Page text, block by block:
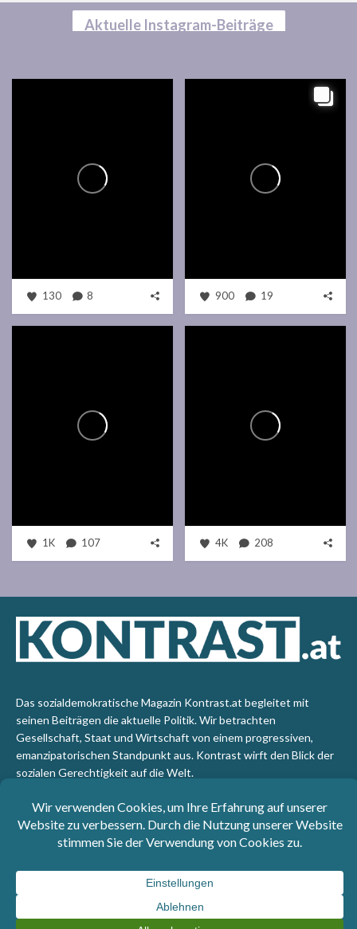
Aktuelle Instagram-Beiträge
130 8 900 19
1K 107 4K 208
Das sozialdemokratische Magazin Kontrast.at begleitet mit
seinen Beiträgen die aktuelle Politik. Wir betrachten
Gesellschaft, Staat und Wirtschaft von einem progressiven,
emanzipatorischen Standpunkt aus. Kontrast wirft den Blick der
sozialen Gerechtigkeit auf die Welt.
Impressum: SPÖ-Klub - 1017 Wien - Telefon: +43 1 40110-
3393 - e-mail: redaktion@kontrast.at -
Datenschutzerklärung